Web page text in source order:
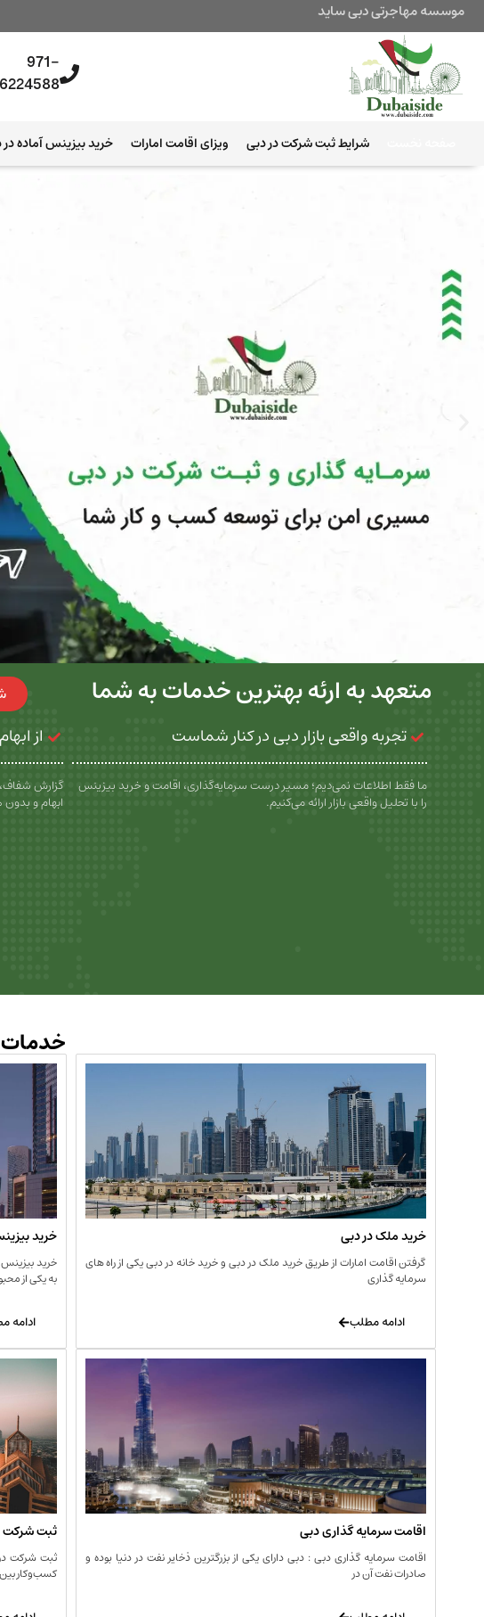
موسسه مهاجرتی دبی ساید
971-
شرایط ثبت شرکت در دبی ویزای اقامت امارات خرید بیزینس آماده
متعهد به ارئه بهترین خدمات به شما
تجربه واقعی بازار دبی در کنار شماست
ما فقط اطلاعات نمی‌دیم؛ مسیر درست سرمایه‌گذاری، اقامت و خرید بیزینس
را با تحلیل واقعی بازار ارائه می‌کنیم.
از
گزارش
ابهام و
خدمات
خرید ملک در دبی
گرفتن اقامت امارات از طریق خرید ملک در دبی و خرید خانه در دبی یکی از راه های
سرمایه گذاری
ادامه مطلب
خرید
به یکی از
ادامه
اقامت سرمایه گذاری دبی
اقامت سرمایه گذاری دبی : دبی دارای یکی از بزرگترین ذخایر نفت در دنیا بوده و
صادرات نفت آن در
ثبت شرکت
ثبت شرکت
کسب‌وکار